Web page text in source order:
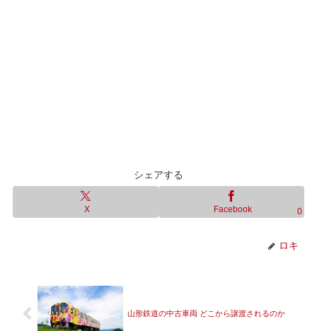
シェアする
X Facebook 0
ロキ
山形鉄道の中古車両 どこから譲渡されるのか